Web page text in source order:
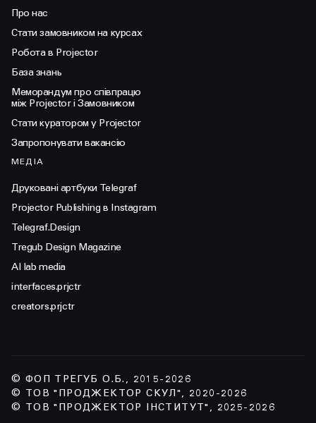
Про нас
Стати замовником на курсах
Робота в Projector
База знань
Меморандум про співпрацю
між Projector і Замовником
Стати куратором у Projector
Запропонувати вакансію
МЕДІА
Друковані артбуки Telegraf
Projector Publishing в Instagram
Telegraf.Design
Tregub Design Magazine
AI lab media
interfaces.prjctr
creators.prjctr
© ФОП ТРЕГУБ О.Б., 2015-2026
© ТОВ "ПРОДЖЕКТОР СКУЛ", 2020-2026
© ТОВ "ПРОДЖЕКТОР ІНСТИТУТ", 2025-2026